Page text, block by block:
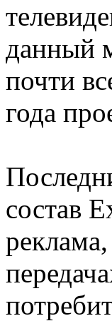
данный
почти
года
состав